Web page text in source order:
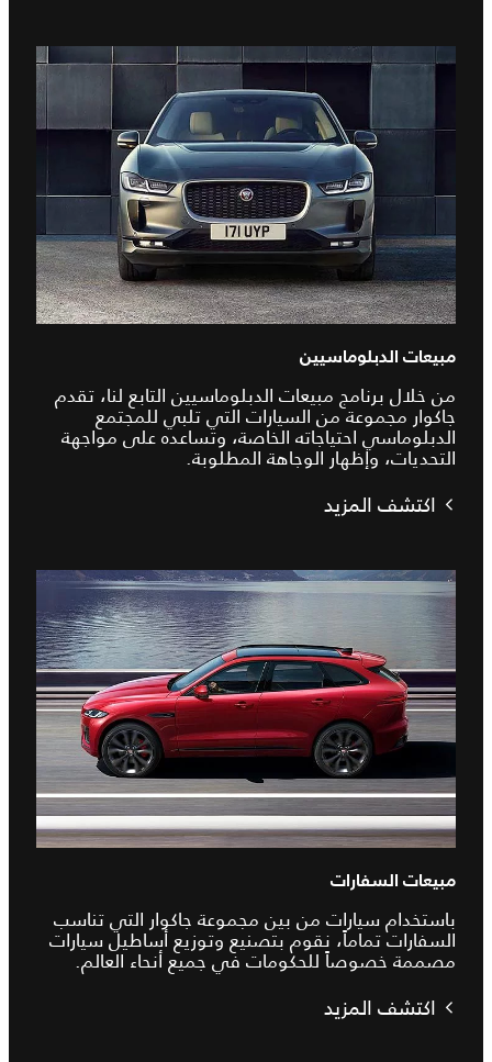
مبيعات الدبلوماسيين
من خلال برنامج مبيعات الدبلوماسيين التابع لنا، تقدم
جاكوار مجموعة من السيارات التي تلبي للمجتمع
الدبلوماسي احتياجاته الخاصة، وتساعده على مواجهة
التحديات، وإظهار الوجاهة المطلوبة.
اكتشف المزيد
مبيعات السفارات
باستخدام سيارات من بين مجموعة جاكوار التي تناسب
السفارات تماماً، نقوم بتصنيع وتوزيع أساطيل سيارات
مصممة خصوصاً للحكومات في جميع أنحاء العالم.
اكتشف المزيد